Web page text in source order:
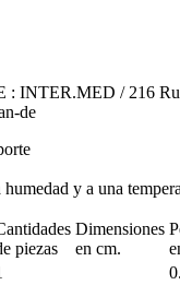
INTER.MED / 216
de
y a una
piezas
Dimensiones
en cm.